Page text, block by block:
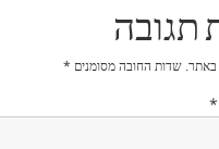
תגובה
באתר. שדות החובה מסומנים *
*